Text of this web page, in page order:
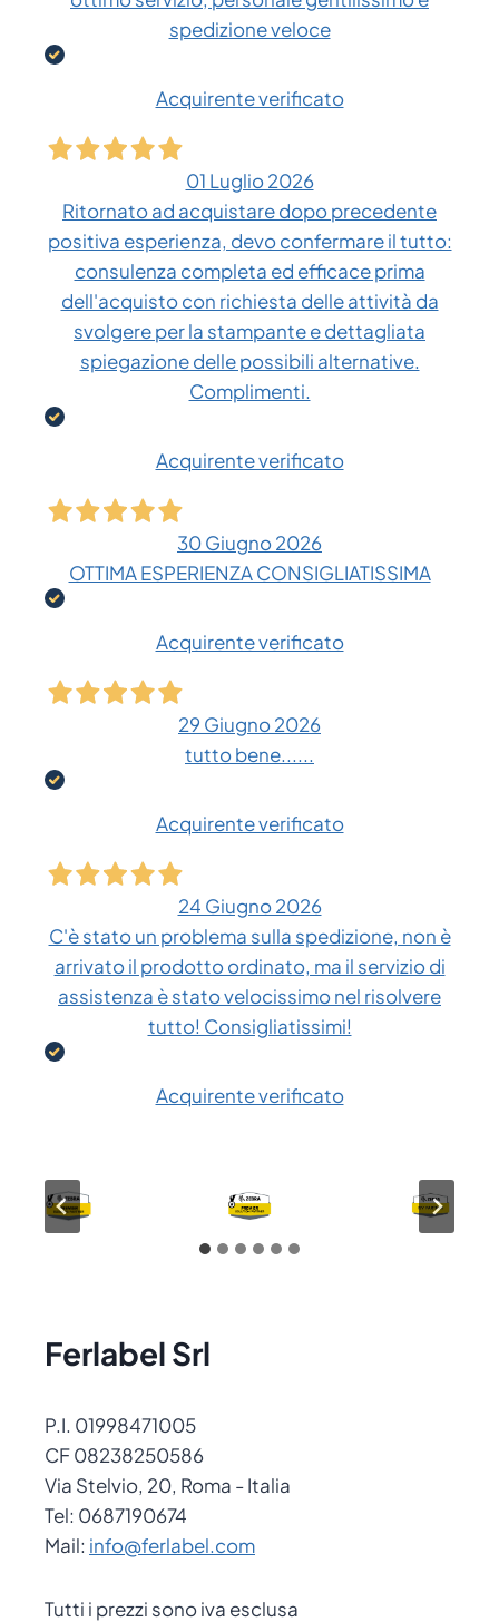
spedizione veloce
Acquirente verificato
01 Luglio 2026
Ritornato ad acquistare dopo precedente
positiva esperienza, devo confermare il tutto:
consulenza completa ed efficace prima
dell'acquisto con richiesta delle attività da
svolgere per la stampante e dettagliata
spiegazione delle possibili alternative.
Complimenti.
Acquirente verificato
30 Giugno 2026
OTTIMA ESPERIENZA CONSIGLIATISSIMA
Acquirente verificato
29 Giugno 2026
tutto bene......
Acquirente verificato
24 Giugno 2026
C'è stato un problema sulla spedizione, non è
arrivato il prodotto ordinato, ma il servizio di
assistenza è stato velocissimo nel risolvere
tutto! Consigliatissimi!
Acquirente verificato
Ferlabel Srl
P.I. 01998471005
CF 08238250586
Via Stelvio, 20, Roma - Italia
Tel: 0687190674
Mail: info@ferlabel.com
Tutti i prezzi sono iva esclusa